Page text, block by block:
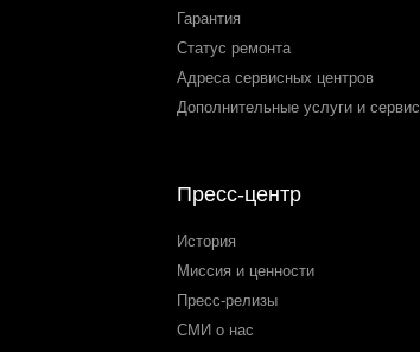
Гарантия
Статус ремонта
Адреса сервисных центров
Дополнительные услуги и сервис
Пресс-центр
История
Миссия и ценности
Пресс-релизы
СМИ о нас